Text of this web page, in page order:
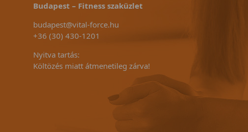
Budapest – Fitness szaküzlet
budapest@vital-force.hu
+36 (30) 430-1201
Nyitva tartás:
Költözés miatt átmenetileg zárva!